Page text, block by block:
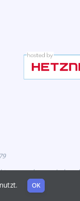
zugelassen sind, und
nutzt. OK